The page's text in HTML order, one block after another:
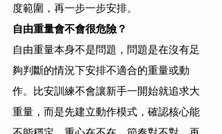
度範圍，再一步一步安排。
自由重量會不會很危險？
自由重量本身不是問題，問題是在沒有足
夠判斷的情況下安排不適合的重量或動
作。比安訓練不會讓新手一開始就追求大
重量，而是先建立動作模式，確認核心能